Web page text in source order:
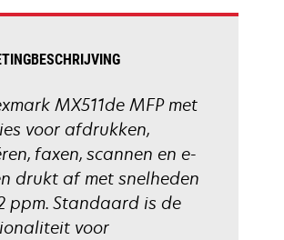
MX511de MFP met
voor afdrukken,
faxen, scannen en e-
drukt af met snelheden
ppm. Standaard is de
voor